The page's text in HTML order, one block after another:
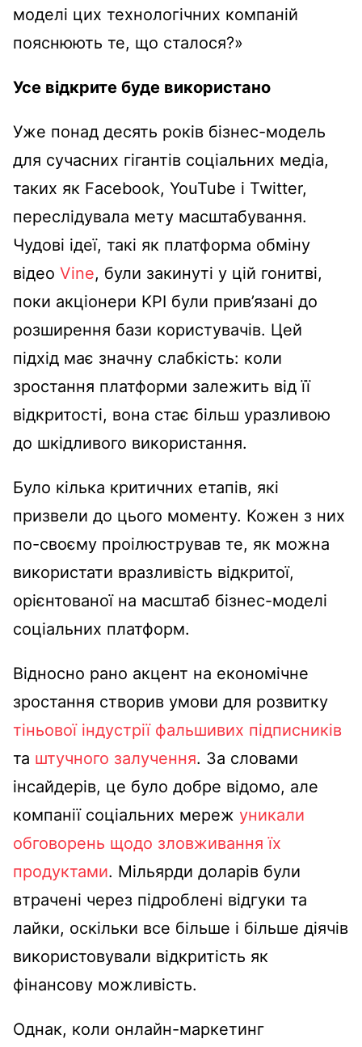
моделі цих технологічних компаній
пояснюють те, що сталося?»
Усе відкрите буде використано
Уже понад десять років бізнес-модель
для сучасних гігантів соціальних медіа,
таких як Facebook, YouTube і Twitter,
переслідувала мету масштабування.
Чудові ідеї, такі як платформа обміну
відео Vine, були закинуті у цій гонитві,
поки акціонери KPI були прив’язані до
розширення бази користувачів. Цей
підхід має значну слабкість: коли
зростання платформи залежить від її
відкритості, вона стає більш уразливою
до шкідливого використання.
Було кілька критичних етапів, які
призвели до цього моменту. Кожен з них
по-своєму проілюстрував те, як можна
використати вразливість відкритої,
орієнтованої на масштаб бізнес-моделі
соціальних платформ.
Відносно рано акцент на економічне
зростання створив умови для розвитку
тіньової індустрії фальшивих підписників
та штучного залучення. За словами
інсайдерів, це було добре відомо, але
компанії соціальних мереж уникали
обговорень щодо зловживання їх
продуктами. Мільярди доларів були
втрачені через підроблені відгуки та
лайки, оскільки все більше і більше діячів
використовували відкритість як
фінансову можливість.
Однак, коли онлайн-маркетинг